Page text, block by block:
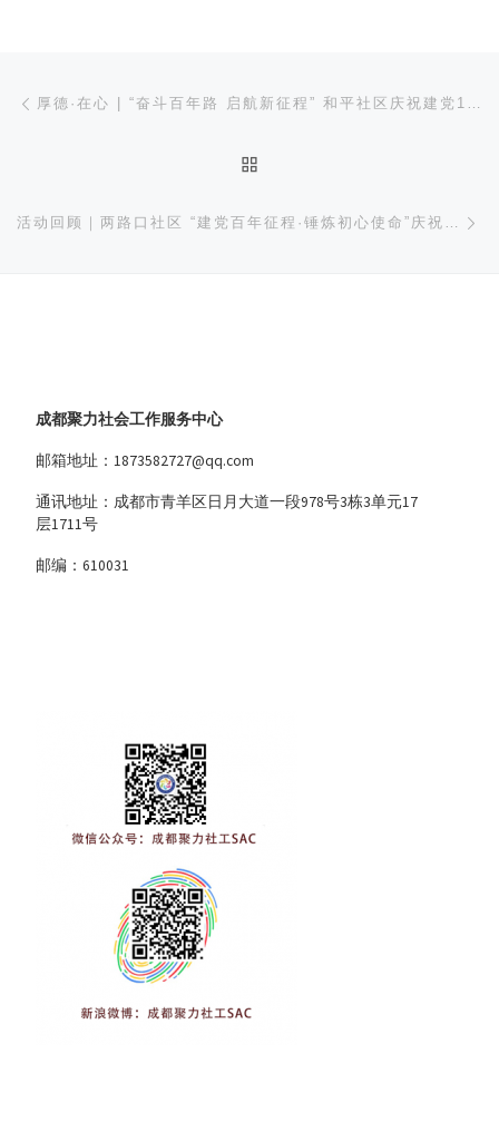
文章导航 厚德·在心 | “奋斗百年路 启航新征程” 和平社区庆祝建党100周年主题系列活动
活动回顾｜两路口社区 “建党百年征程·锤炼初心使命”庆祝建党100周年文艺汇演活动圆满成功
成都聚力社会工作服务中心
邮箱地址：1873582727@qq.com
通讯地址：成都市青羊区日月大道一段978号3栋3单元17
层1711号
邮编：610031